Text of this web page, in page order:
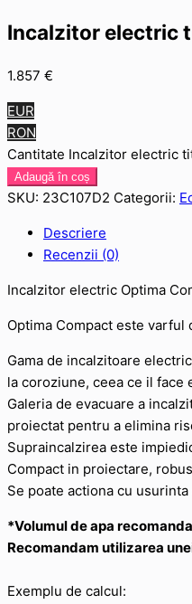
Incalzitor electric
1.857 €
EUR
RON
Cantitate Incalzitor electric
Adaugă în coș
SKU: 23C107D2 Categorii:
Descriere
Recenzii (0)
Incalzitor electric Optima
Optima Compact este
Gama de incalzitoare
la coroziune, ceea ce il
Galeria de evacuare a
proiectat pentru a elimina
Supraincalzirea este
Compact in proiectare,
Se poate actiona cu
*Volumul de apa
Recomandam utilizarea
Exemplu de calcul: